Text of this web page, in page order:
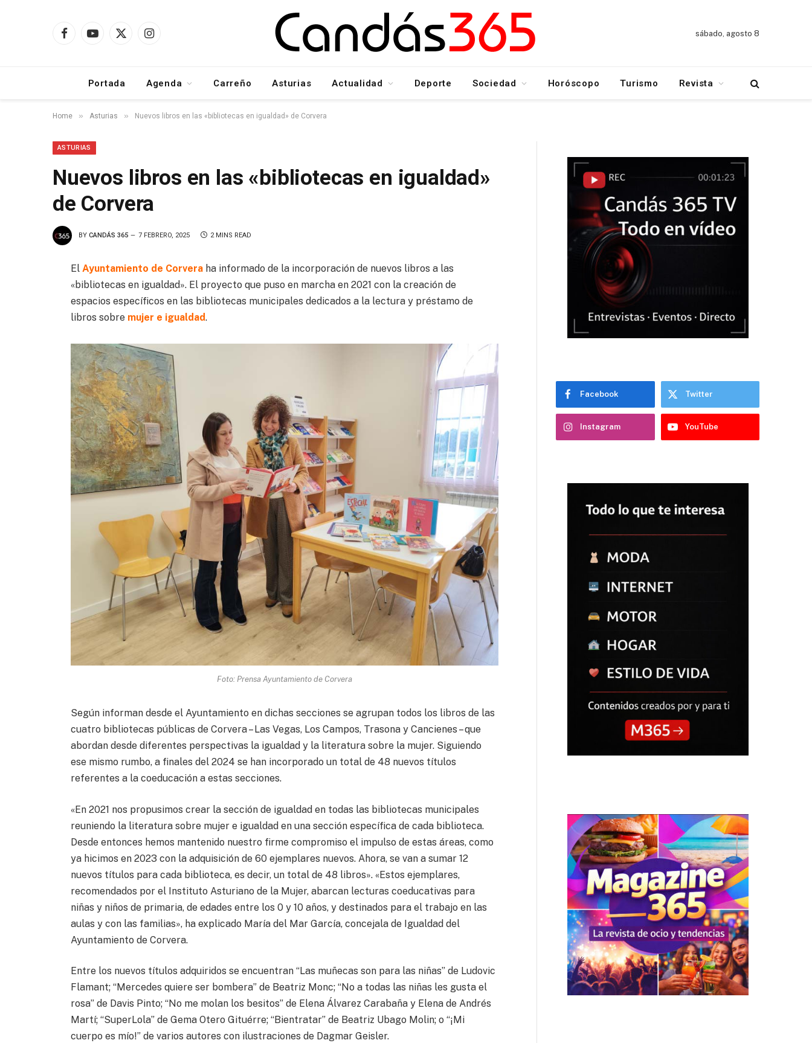
FacebookYouTube
X
Instagram
sábado, agosto 8
Portada Agenda Carreño Asturias Actualidad Deporte Sociedad Horóscopo Turismo Revista
Home » Asturias » Nuevos libros en las «bibliotecas en igualdad» de Corvera
ASTURIAS
Nuevos libros en las «bibliotecas en igualdad»
de Corvera
BY CANDÁS 365 7 FEBRERO, 2025 2 MINS READ
ElAyuntamiento de Corvera ha informado de la incorporación de nuevos libros a las
«bibliotecas en igualdad». El proyecto que puso en marcha en 2021 con la creación de
espacios específicos en las bibliotecas municipales dedicados a la lectura y préstamo de
libros sobre mujer e igualdad.
Foto: Prensa Ayuntamiento de Corvera
Según informan desde el Ayuntamiento en dichas secciones se agrupan todos los libros de las
cuatro bibliotecas públicas de Corvera – Las Vegas, Los Campos, Trasona y Cancienes – que
abordan desde diferentes perspectivas la igualdad y la literatura sobre la mujer. Siguiendo
ese mismo rumbo, a finales del 2024 se han incorporado un total de 48 nuevos títulos
referentes a la coeducación a estas secciones.
«En 2021 nos propusimos crear la sección de igualdad en todas las bibliotecas municipales
reuniendo la literatura sobre mujer e igualdad en una sección específica de cada biblioteca.
Desde entonces hemos mantenido nuestro firme compromiso el impulso de estas áreas, como
ya hicimos en 2023 con la adquisición de 60 ejemplares nuevos. Ahora, se van a sumar 12
nuevos títulos para cada biblioteca, es decir, un total de 48 libros». «Estos ejemplares,
recomendados por el Instituto Asturiano de la Mujer, abarcan lecturas coeducativas para
niñas y niños de primaria, de edades entre los 0 y 10 años, y destinados para el trabajo en las
aulas y con las familias», ha explicado María del Mar García, concejala de Igualdad del
Ayuntamiento de Corvera.
Entre los nuevos títulos adquiridos se encuentran “Las muñecas son para las niñas” de Ludovic
Flamant; “Mercedes quiere ser bombera” de Beatriz Monc; “No a todas las niñas les gusta el
rosa” de Davis Pinto; “No me molan los besitos” de Elena Álvarez Carabaña y Elena de Andrés
Martí; “SuperLola” de Gema Otero Gituérre; “Bientratar” de Beatriz Ubago Molin; o “¡Mi
cuerpo es mío!” de varios autores con ilustraciones de Dagmar Geisler.
Facebook Twitter
Instagram YouTube